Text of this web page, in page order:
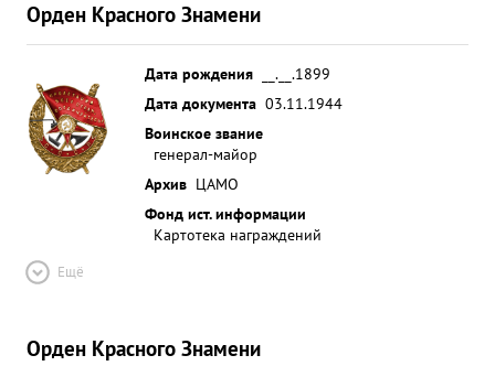
Орден Красного Знамени
Дата рождения
__.__.1899
Дата документа 03.11.1944
Воинское звание
генерал-майор
Архив ЦАМО
Фонд ист. информации
Картотека награждений
Ещё
Орден Красного Знамени